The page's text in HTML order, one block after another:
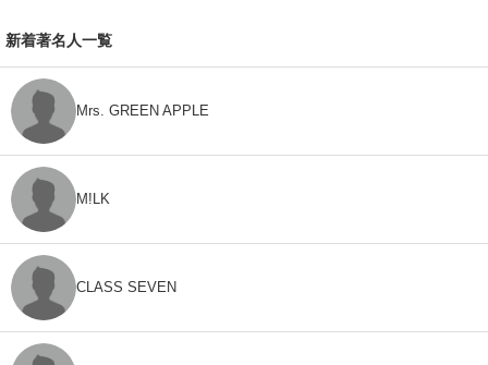
新着著名人一覧
Mrs. GREEN APPLE
M!LK
CLASS SEVEN